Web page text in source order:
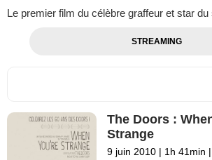
Le premier film du célèbre graffeur et star
STREAMING
The Doors :
Strange
9 juin 2010 | 1h 41min |